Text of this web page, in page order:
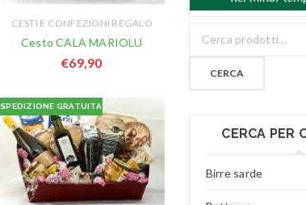
CESTI E CONFEZIONI REGALO
Cesto CALA MARIOLU
€69,90
SPEDIZIONE GRATUITA
CERCA
CERCA PER
Birre sarde